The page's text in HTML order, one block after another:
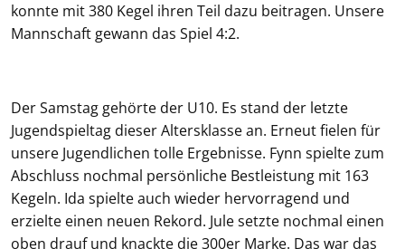
konnte mit 380 Kegel ihren Teil dazu beitragen. Unsere
Mannschaft gewann das Spiel 4:2.
Der Samstag gehörte der U10. Es stand der letzte
Jugendspieltag dieser Altersklasse an. Erneut fielen für
unsere Jugendlichen tolle Ergebnisse. Fynn spielte zum
Abschluss nochmal persönliche Bestleistung mit 163
Kegeln. Ida spielte auch wieder hervorragend und
erzielte einen neuen Rekord. Jule setzte nochmal einen
oben drauf und knackte die 300er Marke. Das war das